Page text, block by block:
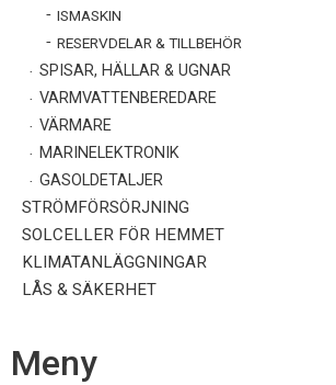
ISMASKIN
RESERVDELAR & TILLBEHÖR
SPISAR, HÄLLAR & UGNAR
VARMVATTENBEREDARE
VÄRMARE
MARINELEKTRONIK
GASOLDETALJER
STRÖMFÖRSÖRJNING
SOLCELLER FÖR HEMMET
KLIMATANLÄGGNINGAR
LÅS & SÄKERHET
Meny